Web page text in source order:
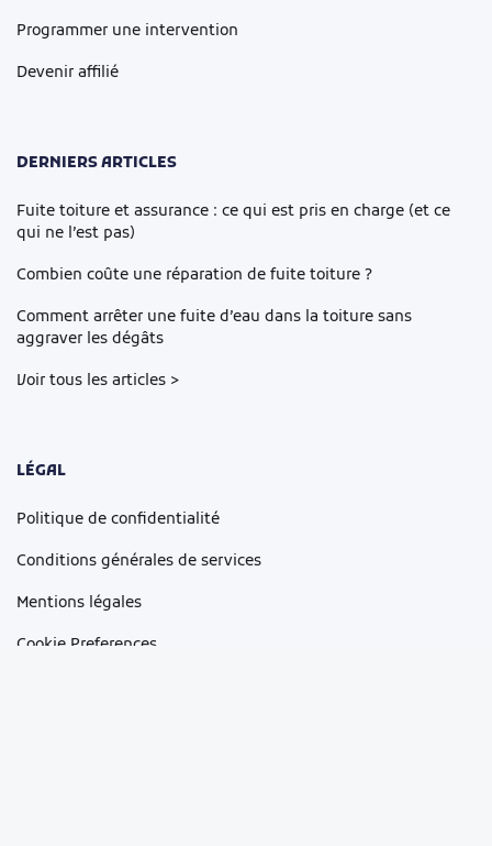
Programmer une intervention
Devenir affilié
DERNIERS ARTICLES
Fuite toiture et assurance : ce qui est pris en charge (et ce
qui ne l’est pas)
Combien coûte une réparation de fuite toiture ?
Comment arrêter une fuite d’eau dans la toiture sans
aggraver les dégâts
Voir tous les articles >
LÉGAL
Politique de confidentialité
Conditions générales de services
Mentions légales
Cookie Preferences